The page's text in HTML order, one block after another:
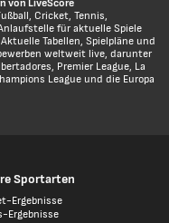
von LiveScore
Cricket, Tennis,
für aktuelle Spiele
Tabellen, Spielpläne und
weltweit live, darunter
Premier League, La
League und die Europa
Sportarten
Ergebnisse
Ergebnisse